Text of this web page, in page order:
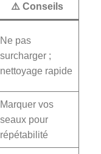
⚠️ Conseils
Ne pas
surcharger ;
nettoyage rapide
Marquer vos
seaux pour
répétabilité